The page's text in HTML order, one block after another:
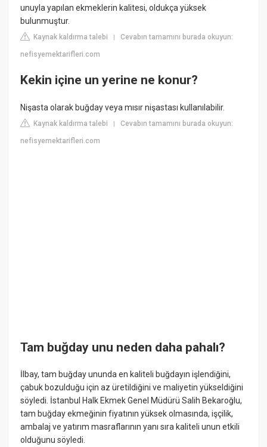
unuyla yapılan ekmeklerin kalitesi, oldukça yüksek
bulunmuştur.
Kaynak kaldırma talebi |Cevabın tamamını burada okuyun:
nefisyemektarifleri.com
Kekin içine un yerine ne konur?
Nişasta olarak buğday veya mısır nişastası kullanılabilir.
Kaynak kaldırma talebi |Cevabın tamamını burada okuyun:
nefisyemektarifleri.com
Tam buğday unu neden daha pahalı?
İlbay, tam buğday ununda en kaliteli buğdayın işlendiğini,
çabuk bozulduğu için az üretildiğini ve maliyetin yükseldiğini
söyledi. İstanbul Halk Ekmek Genel Müdürü Salih Bekaroğlu,
tam buğday ekmeğinin fiyatının yüksek olmasında, işçilik,
ambalaj ve yatırım masraflarının yanı sıra kaliteli unun etkili
olduğunu söyledi.